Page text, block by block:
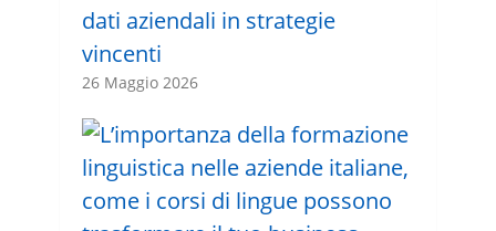
dati aziendali in strategie
vincenti
26 Maggio 2026